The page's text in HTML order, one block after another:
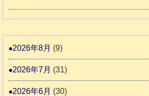
川
城
リ
老
和
熊
2026年8月 (9)
2026年7月 (31)
2026年6月 (30)